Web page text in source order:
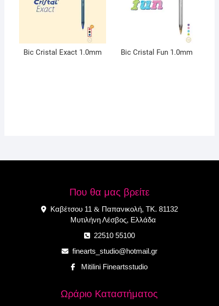
Bic Cristal Exact 1.0mm Bic Cristal Fun 1.0mm
Που θα μας βρείτε
Καβέτσου 11 &Παπανικολή, ΤΚ. 81132
Μυτιλήνη Λέσβος, Ελλάδα
22510 55100
finearts_studio@hotmail.gr
Mitilini Fineartsstudio
Ωράριο Καταστήματος